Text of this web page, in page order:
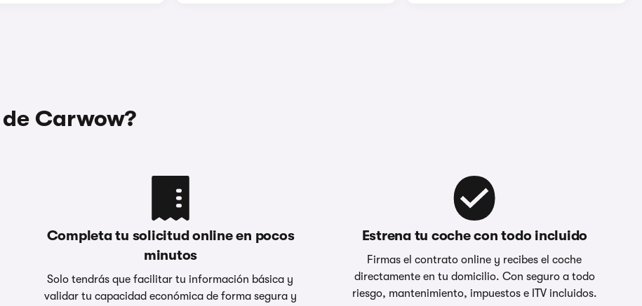
Carwow?
Completa tu solicitud online en pocos
minutos
Solo tendrás que facilitar tu información básica y
validar tu capacidad económica de forma segura y
Estrena tu coche con todo incluido
Firmas el contrato online y recibes el coche
directamente en tu domicilio. Con seguro a todo
riesgo, mantenimiento, impuestos e ITV incluidos.